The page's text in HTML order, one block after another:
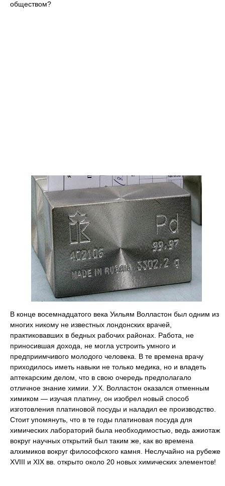
обществом?
В конце восемнадцатого века Уильям Волластон был одним из
многих никому не известных лондонских врачей,
практиковавших в бедных рабочих районах. Работа, не
приносившая дохода, не могла устроить умного и
предприимчивого молодого человека. В те времена врачу
приходилось иметь навыки не только медика, но и владеть
аптекарским делом, что в свою очередь предполагало
отличное знание химии. У.Х. Волластон оказался отменным
химиком — изучая платину, он изобрел новый способ
изготовления платиновой посуды и наладил ее производство.
Стоит упомянуть, что в те годы платиновая посуда для
химических лабораторий была необходимостью, ведь ажиотаж
вокруг научных открытий был таким же, как во времена
алхимиков вокруг философского камня. Неслучайно на рубеже
XVIII и XIX вв. открыто около 20 новых химических элементов!